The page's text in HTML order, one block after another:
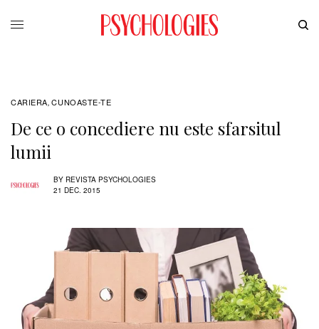
CARIERA, CUNOASTE-TE
De ce o concediere nu este sfarsitul
lumii
BY REVISTA PSYCHOLOGIES
21 DEC. 2015